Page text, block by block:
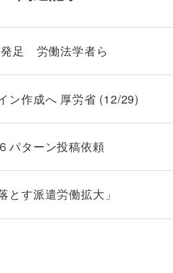
発足 労働法学者ら
ン作成へ 厚労省 (12/29)
ターン投稿依頼
す派遣労働拡大」